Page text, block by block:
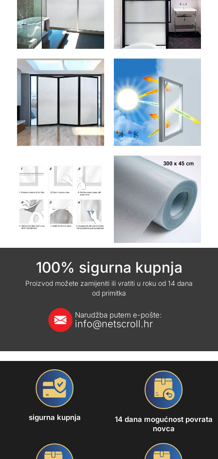
100% sigurna kupnja
Proizvod možete zamijeniti ili vratiti u roku od 14 dana
od primitka
Narudžba putem e-pošte:
info@netscroll.hr
sigurna kupnja
14 dana mogućnost povrata
novca